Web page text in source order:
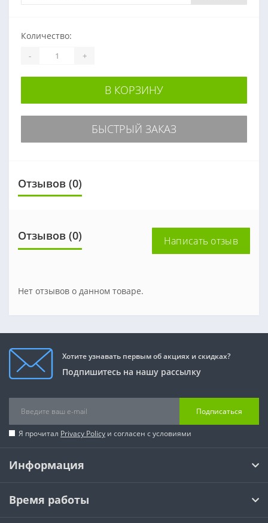
Количество:
- +
В КОРЗИНУ
БЫСТРЫЙ ЗАКАЗ
Отзывов (0)
Отзывов (0) Написать отзыв
Нет отзывов о данном товаре.
Хотите узнавать первым об акциях и скидках?
Подпишитесь на нашу рассылку
Подписаться
Я прочитал Privacy Policy и согласен с условиями
Информация
Время работы